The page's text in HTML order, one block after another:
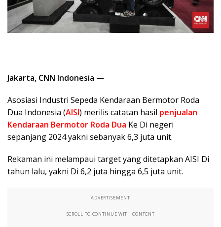
Jakarta, CNN Indonesia —
Asosiasi Industri Sepeda Kendaraan Bermotor Roda
Dua Indonesia (AISI) merilis catatan hasil penjualan
Kendaraan Bermotor Roda Dua Ke Di negeri
sepanjang 2024 yakni sebanyak 6,3 juta unit.
Rekaman ini melampaui target yang ditetapkan AISI Di
tahun lalu, yakni Di 6,2 juta hingga 6,5 juta unit.
ADVERTISEMENT
SCROLL TO CONTINUE WITH CONTENT